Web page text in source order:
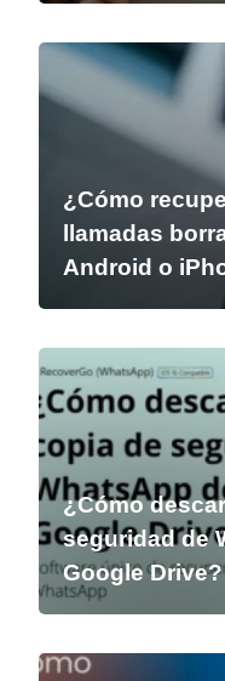
¿Cómo
llamadas
Android o
¿Cómo
seguridad de
Google